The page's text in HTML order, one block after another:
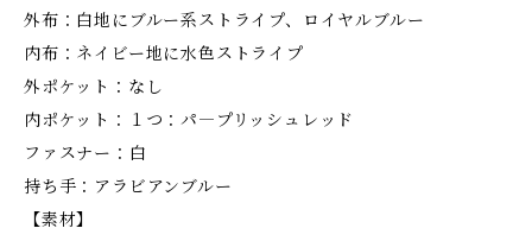
外布：白地にブルー系ストライプ、ロイヤルブルー
内布：ネイビー地に水色ストライプ
外ポケット：なし
内ポケット：１つ：パ―プリッシュレッド
ファスナー：白
持ち手：アラビアンブルー
【素材】